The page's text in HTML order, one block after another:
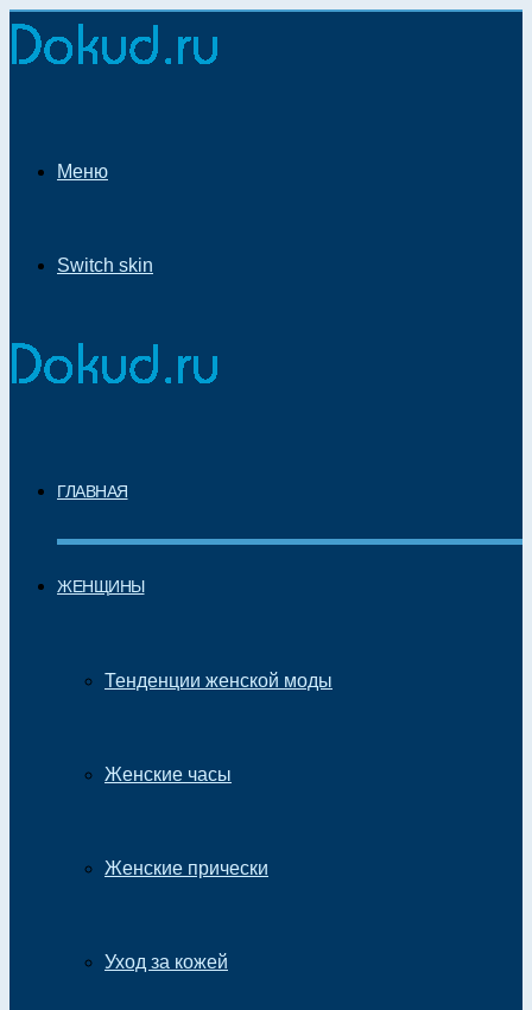
Меню
Switch skin
ГЛАВНАЯ
ЖЕНЩИНЫ
Тенденции женской моды
Женские часы
Женские прически
Уход за кожей